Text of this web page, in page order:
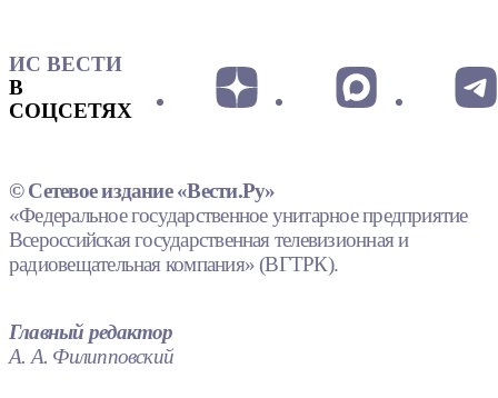
ИС ВЕСТИ
В
СОЦСЕТЯХ
© Сетевое издание «Вести.Ру»
«Федеральное государственное унитарное предприятие
Всероссийская государственная телевизионная и
радиовещательная компания» (ВГТРК).
Главный редактор
А. А. Филипповский